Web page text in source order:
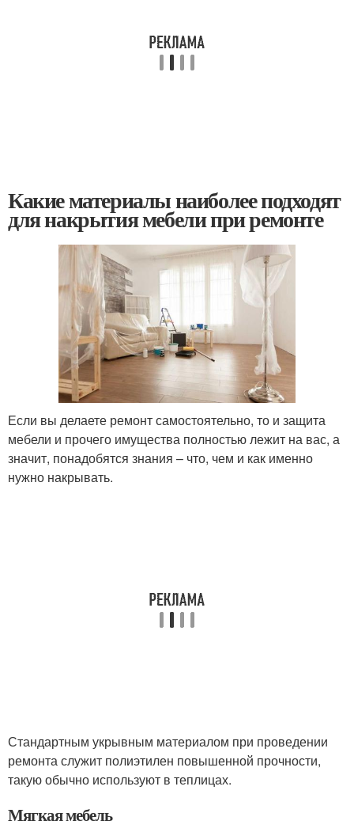
Какие материалы наиболее подходят
для накрытия мебели при ремонте
Если вы делаете ремонт самостоятельно, то и защита
мебели и прочего имущества полностью лежит на вас, а
значит, понадобятся знания – что, чем и как именно
нужно накрывать.
Стандартным укрывным материалом при проведении
ремонта служит полиэтилен повышенной прочности,
такую обычно используют в теплицах.
Мягкая мебель